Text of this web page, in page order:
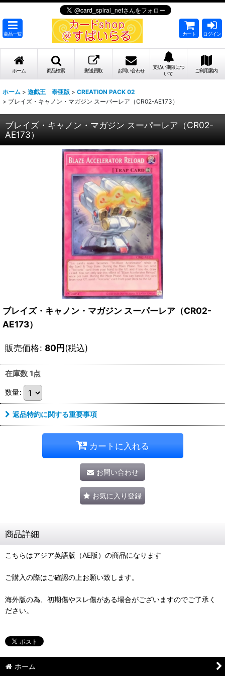
商品一覧 カート ログイン
ホーム 商品検索 郵送買取 お問い合わせ
支払い期限につ
いて
ご利用案内
ホーム > 遊戯王 泰亜版 > CREATION PACK 02
> ブレイズ・キャノン・マガジン スーパーレア（CR02-AE173）
ブレイズ・キャノン・マガジン スーパーレア（CR02-
AE173）
ブレイズ・キャノン・マガジン スーパーレア（CR02-
AE173）
販売価格: 80円(税込)
在庫数 1点
数量:
返品特約に関する重要事項
カートに入れる
お問い合わせ
お気に入り登録
商品詳細
こちらはアジア英語版（AE版）の商品になります
ご購入の際はご確認の上お願い致します。
海外版の為、初期傷やスレ傷がある場合がございますのでご了承く
ださい。
ホーム